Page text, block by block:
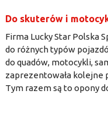
Do skuterów i
Firma Lucky Star Polska
do różnych typów
do quadów, motocykli,
zaprezentowała kolejne
Tym razem są to opony